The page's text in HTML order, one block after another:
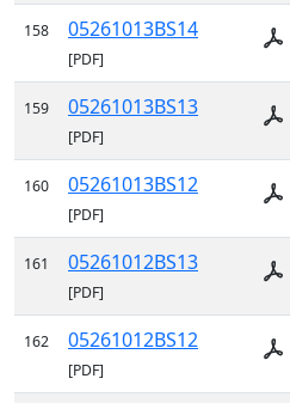
158 05261013BS14
[PDF]
159 05261013BS13
[PDF]
160 05261013BS12
[PDF]
161 05261012BS13
[PDF]
162 05261012BS12
[PDF]